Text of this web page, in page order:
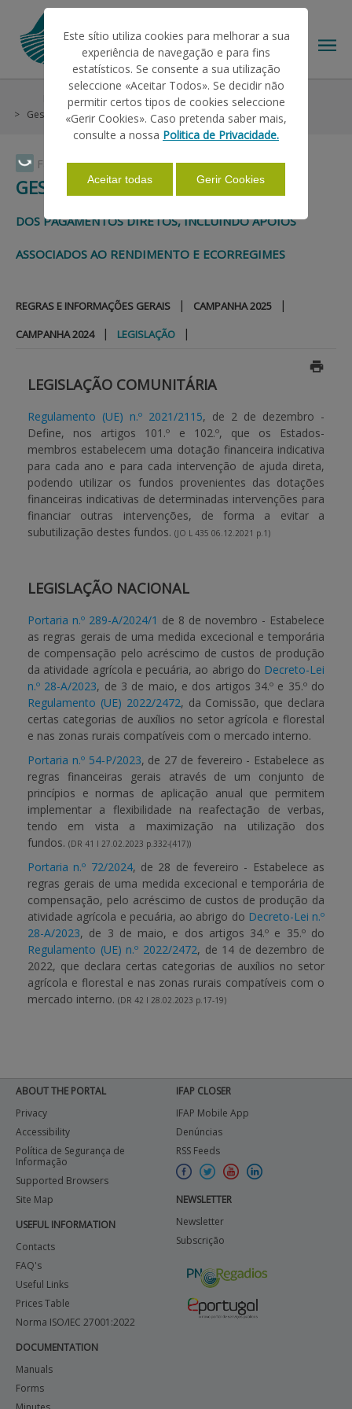
Faça Swipe para ver o menu
HELP/SUPPORT
INFORMATIONS
PAYMENTS
BENEFICIARY SUPPORT
Login / Register
Help/Support
General Conditions
Gestão Financeira PEPAC
Legislação
GESTÃO FINANCEIRA PEPAC
DOS PAGAMENTOS DIRETOS, INCLUINDO APOIOS
ASSOCIADOS AO RENDIMENTO E ECORREGIMES
REGRAS E INFORMAÇÕES GERAIS | CAMPANHA 2025 |
CAMPANHA 2024 | LEGISLAÇÃO |
LEGISLAÇÃO COMUNITÁRIA
Regulamento (UE) n.º 2021/2115, de 2 de dezembro -
Define, nos artigos 101.º e 102.º, que os Estados-
membros estabelecem uma dotação financeira indicativa
para cada ano e para cada intervenção de ajuda direta,
podendo utilizar os fundos provenientes das dotações
financeiras indicativas de determinadas intervenções para
financiar outras intervenções, de forma a evitar a
subutilização destes fundos. (JO L 435 06.12.2021 p.1)
LEGISLAÇÃO NACIONAL
Portaria n.º 289-A/2024/1 de 8 de novembro - Estabelece
as regras gerais de uma medida excecional e temporária
de compensação pelo acréscimo de custos de produção
da atividade agrícola e pecuária, ao abrigo do Decreto-Lei
n.º 28-A/2023, de 3 de maio, e dos artigos 34.º e 35.º do
Regulamento (UE) 2022/2472, da Comissão, que declara
certas categorias de auxílios no setor agrícola e florestal
e nas zonas rurais compatíveis com o mercado interno.
Portaria n.º 54-P/2023, de 27 de fevereiro - Estabelece as
regras financeiras gerais através de um conjunto de
princípios e normas de aplicação anual que permitem
implementar a flexibilidade na reafectação de verbas,
tendo em vista a maximização na utilização dos
fundos. (DR 41 I 27.02.2023 p.332-(417))
Portaria n.º 72/2024, de 28 de fevereiro - Estabelece as
regras gerais de uma medida excecional e temporária de
compensação, pelo acréscimo de custos de produção da
atividade agrícola e pecuária, ao abrigo do Decreto-Lei n.º
28-A/2023, de 3 de maio, e dos artigos 34.º e 35.º do
Regulamento (UE) n.º 2022/2472, de 14 de dezembro de
2022, que declara certas categorias de auxílios no setor
agrícola e florestal e nas zonas rurais compatíveis com o
mercado interno. (DR 42 I 28.02.2023 p.17-19)
ABOUT THE PORTAL
Privacy
Accessibility
Política de Segurança de
Informação
Supported Browsers
Site Map
USEFUL INFORMATION
Contacts
FAQ's
Useful Links
Prices Table
Norma ISO/IEC 27001:2022
DOCUMENTATION
Manuals
Forms
IFAP CLOSER
IFAP Mobile App
Denúncias
RSS Feeds
NEWSLETTER
Newsletter
Subscrição
Este sítio utiliza cookies para melhorar a sua
experiência de navegação e para fins
estatísticos. Se consente a sua utilização
seleccione «Aceitar Todos». Se decidir não
permitir certos tipos de cookies seleccione
«Gerir Cookies». Caso pretenda saber mais,
consulte a nossa Politica de Privacidade.
Aceitar todas Gerir Cookies